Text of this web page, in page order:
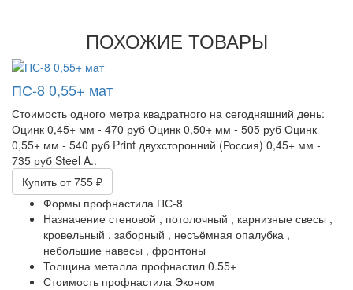
ПОХОЖИЕ ТОВАРЫ
ПС-8 0,55+ мат
Стоимость одного метра квадратного на сегодняшний день:
Оцинк 0,45+ мм - 470 руб Оцинк 0,50+ мм - 505 руб Оцинк
0,55+ мм - 540 руб Print двухсторонний (Россия) 0,45+ мм -
735 руб Steel A..
Купить от 755 ₽
Формы профнастила ПС-8
Назначение стеновой , потолочный , карнизные свесы ,
кровельный , заборный , несъёмная опалубка ,
небольшие навесы , фронтоны
Толщина металла профнастил 0.55+
Стоимость профнастила Эконом